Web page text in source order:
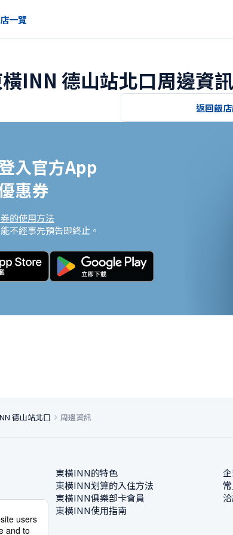
一覽
INN 德山站北口周邊資訊
返回飯
入官方App
惠券
的使用方法
不經事先預告即終止。
德山站北口 周邊資訊
東橫INN的特色
東橫INN划算的入住方法
東橫INN俱樂部卡會員
東橫INN使用指南